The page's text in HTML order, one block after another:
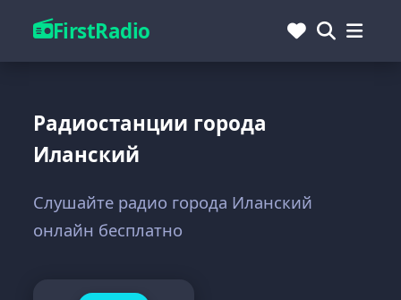
FirstRadio
Радиостанции города
Иланский
Слушайте радио города Иланский
онлайн бесплатно